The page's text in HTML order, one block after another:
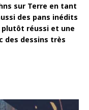
sur Terre en tant
des pans inédits
plutôt réussi et une
des dessins très